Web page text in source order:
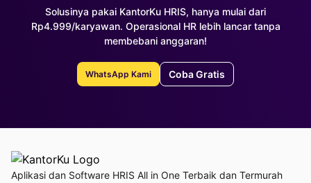
Solusinya pakai KantorKu HRIS, hanya mulai dari
Rp4.999/karyawan. Operasional HR lebih lancar tanpa
membebani anggaran!
WhatsApp Kami Coba Gratis
Aplikasi dan Software HRIS All in One Terbaik dan Termurah